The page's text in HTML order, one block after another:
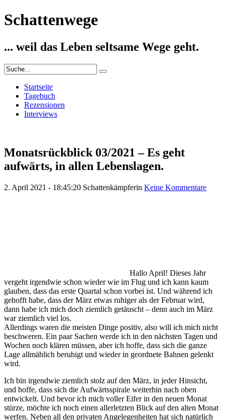
Schattenwege
... weil das Leben seltsame Wege geht.
Startseite
Tagebuch
Rezensionen
Interviews
Monatsrückblick 03/2021 – Es geht
aufwärts, in allen Lebenslagen.
2. April 2021 - 18:45:20 Schattenkämpferin Keine Kommentare
Hallo April! Dieses Jahr
vergeht irgendwie schon wieder wie im Flug und ich kann kaum
glauben, dass das erste Quartal schon vorbei ist. Und während ich
gehofft habe, dass der März etwas ruhiger als der Februar wird,
dann habe ich mich doch ziemlich getäuscht – denn auch im März
war ziemlich viel los.
Allerdings waren die meisten Dinge positiv, also will ich mich nicht
beschweren. Ein paar Sachen werde ich in den nächsten Tagen und
Wochen noch klären müssen, aber ich hoffe, dass sich die ganze
Lage allmählich beruhigt und wieder in geordnete Bahnen gelenkt
wird.
Ich bin irgendwie ziemlich stolz auf den März, in jeder Hinsicht,
und hoffe, dass sich die Aufwärtsspirale weiterhin nach oben
entwickelt. Und bevor ich mich voller Eifer in den neuen Monat
stürze, möchte ich noch einen allerletzten Blick auf den alten Monat
werfen. Neben all den privaten Angelegenheiten hat sich natürlich